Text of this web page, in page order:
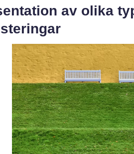
av olika